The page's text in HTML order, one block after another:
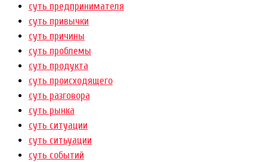
суть предпринимателя
суть привычки
суть причины
суть проблемы
суть продукта
суть происходящего
суть разговора
суть рынка
суть ситуации
суть ситьуации
суть событий